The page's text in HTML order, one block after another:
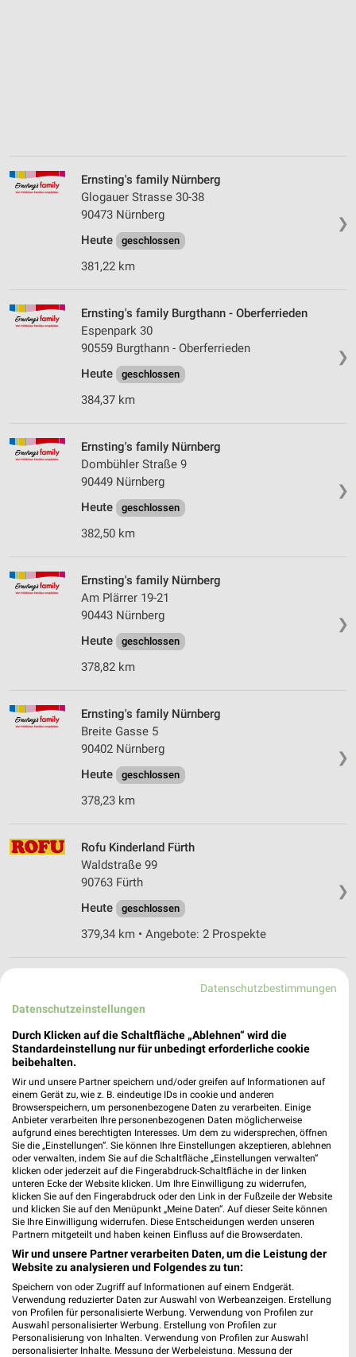
❯
Ernsting's family Nürnberg
Glogauer Strasse 30-38
90473 Nürnberg
Heute
geschlossen
381,22 km
❯
Ernsting's family Burgthann - Oberferrieden
Espenpark 30
90559 Burgthann - Oberferrieden
Heute
geschlossen
384,37 km
❯
Ernsting's family Nürnberg
Dombühler Straße 9
90449 Nürnberg
Heute
geschlossen
382,50 km
❯
Ernsting's family Nürnberg
Am Plärrer 19-21
90443 Nürnberg
Heute
geschlossen
378,82 km
❯
Ernsting's family Nürnberg
Breite Gasse 5
90402 Nürnberg
Heute
geschlossen
378,23 km
❯
Rofu Kinderland Fürth
Waldstraße 99
90763 Fürth
Heute
geschlossen
379,34 km • Angebote: 2 Prospekte
Ernsting's family Altdorf b. Nürnberg
90518 Altdorf b. Nürnberg
Heute geschlossen
Ernsting's family Nürnberg
Äussere Bayreuther Str. 80
90491 Nürnberg
Heute geschlossen
375,58 km
Ernsting's family Weißenburg
Eichstätter Str. 29
91781 Weißenburg
Heute geschlossen
423,95 km
Datenschutzbestimmungen
Datenschutzeinstellungen
Durch Klicken auf die Schaltfläche „Ablehnen“ wird die
Standardeinstellung nur für unbedingt erforderliche cookie
beibehalten.
Wir und unsere Partner speichern und/oder greifen auf Informationen auf
einem Gerät zu, wie z. B. eindeutige IDs in cookie und anderen
Browserspeichern, um personenbezogene Daten zu verarbeiten. Einige
Anbieter verarbeiten Ihre personenbezogenen Daten möglicherweise
aufgrund eines berechtigten Interesses. Um dem zu widersprechen, öffnen
Sie die „Einstellungen“. Sie können Ihre Einstellungen akzeptieren, ablehnen
oder verwalten, indem Sie auf die Schaltfläche „Einstellungen verwalten“
klicken oder jederzeit auf die Fingerabdruck-Schaltfläche in der linken
unteren Ecke der Website klicken. Um Ihre Einwilligung zu widerrufen,
klicken Sie auf den Fingerabdruck oder den Link in der Fußzeile der Website
und klicken Sie auf den Menüpunkt „Meine Daten“. Auf dieser Seite können
Sie Ihre Einwilligung widerrufen. Diese Entscheidungen werden unseren
Partnern mitgeteilt und haben keinen Einfluss auf die Browserdaten.
Wir und unsere Partner verarbeiten Daten, um die Leistung der
Website zu analysieren und Folgendes zu tun:
Speichern von oder Zugriff auf Informationen auf einem Endgerät.
Verwendung reduzierter Daten zur Auswahl von Werbeanzeigen. Erstellung
von Profilen für personalisierte Werbung. Verwendung von Profilen zur
Auswahl personalisierter Werbung. Erstellung von Profilen zur
Personalisierung von Inhalten. Verwendung von Profilen zur Auswahl
personalisierter Inhalte. Messung der Werbeleistung. Messung der